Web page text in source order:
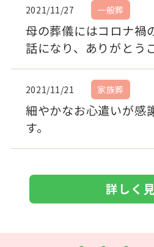
2021/11/27 一般葬
母の葬儀にはコロナ禍
話になり、ありがとう
2021/11/21 家族葬
細やかなお心遣いが感
す。
詳しく